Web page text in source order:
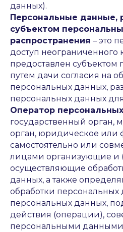
данных).
Персональные данные,
субъектом
распространения – это
доступ неограниченного
предоставлен
путем дачи согласия на
персональных данных,
персональных данных
Оператор
государственный орган,
орган, юридическое или
самостоятельно или
лицами организующие и
осуществляющие
данных, а также
обработки персональных
персональных данных,
действия (операции),
персональными